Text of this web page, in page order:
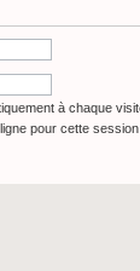
à chaque
pour cette session